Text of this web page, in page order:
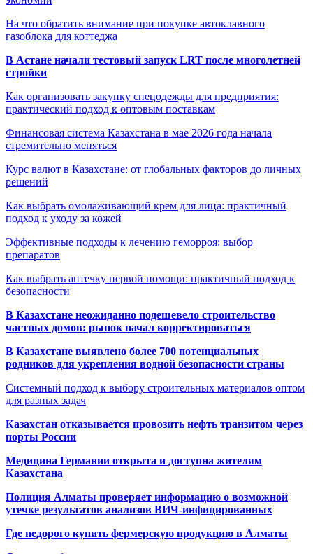
На что обратить внимание при покупке автоклавного
газоблока для коттеджа
В Астане начали тестовый запуск LRT после многолетней
стройки
Как организовать закупку спецодежды для предприятия:
практический подход к оптовым поставкам
Финансовая система Казахстана в мае 2026 года начала
стремительно меняться
Курс валют в Казахстане: от глобальных факторов до личных
решений
Как выбрать омолаживающий крем для лица: практичный
подход к уходу за кожей
Эффективные подходы к лечению геморроя: выбор
препаратов
Как выбрать аптечку первой помощи: практичный подход к
безопасности
В Казахстане неожиданно подешевело строительство
частных домов: рынок начал корректироваться
В Казахстане выявлено более 700 потенциальных
родников для укрепления водной безопасности страны
Системный подход к выбору строительных материалов оптом
для разных задач
Казахстан отказывается провозить нефть транзитом через
порты России
Медицина Германии открыта и доступна жителям
Казахстана
Полиция Алматы проверяет информацию о возможной
утечке результатов анализов ВИЧ-инфицированных
Где недорого купить фермерскую продукцию в Алматы